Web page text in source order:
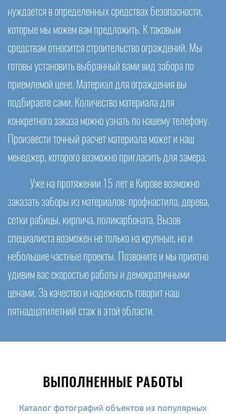
нуждается в определенных средствах безопасности,
которые мы можем вам предложить. К таковым
средствам относится строительство ограждений. Мы
готовы установить выбранный вами вид забора по
приемлемой цене. Материал для ограждения вы
подбираете сами. Количество материала для
конкретного заказа можно узнать по нашему телефону.
Произвести точный расчет материала может и наш
менеджер, которого возможно пригласить для замера.
Уже на протяжении 15 лет в Кирове возможно
заказать заборы из материалов: профнастила, дерева,
сетки рабицы, кирпича, поликарбоната. Вызов
специалиста возможен не только на крупные, но и
небольшие частные проекты. Позвоните и мы приятно
удивим вас скоростью работы и демократичными
ценами. За качество и надежность говорит наш
пятнадцатилетний стаж в этой области.
ВЫПОЛНЕННЫЕ РАБОТЫ
Каталог фотографий объектов из популярных